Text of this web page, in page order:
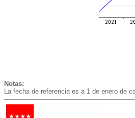
Notas:
La fecha de referencia es a 1 de enero de